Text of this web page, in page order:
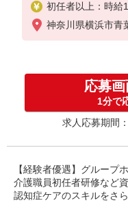
初任者以上：時給
神奈川県横浜市青
応募
1分で
求人応募期間
【経験者優遇】グループ
介護職員初任者研修など
認知症ケアのスキルをさ